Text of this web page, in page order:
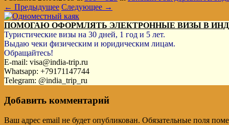
← Предыдущее Следующее →
ПОМОГАЮ ОФОРМЛЯТЬ ЭЛЕКТРОННЫЕ ВИЗЫ В
Туристические визы на 30 дней, 1 год и 5 лет.
Выдаю чеки физическим и юридическим лицам.
Обращайтесь!
E-mail: visa@india-trip.ru
Whatsapp: +79171147744
Telegram: @india_trip_ru
Добавить комментарий
Ваш адрес email не будет опубликован. Обязательные поля